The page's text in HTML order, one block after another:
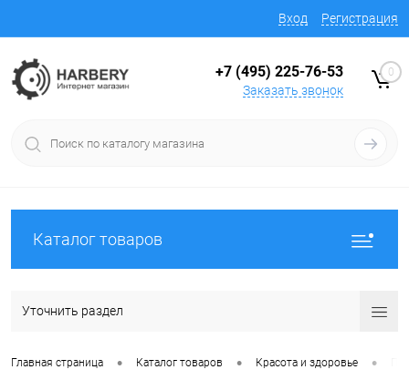
Вход Регистрация
+7 (495) 225-76-53
Заказать звонок
0
Каталог товаров
Уточнить раздел
Главная страница • Каталог товаров • Красота и здоровье •